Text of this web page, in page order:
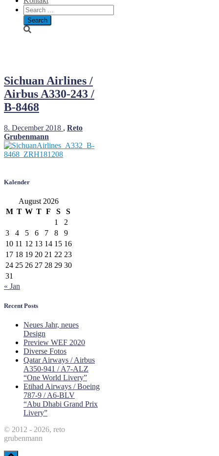
Search
for:
Sichuan Airlines /
Airbus A330-243 /
B-8468
8. December 2018 , Reto
Grubenmann
Kalender
August 2026
M T W T F S
S
1
2
3
4 5 6 7 8
9
10 11 12 13 14 15 16
17 18 19 20 21 22 23
24 25 26 27 28 29 30
31
« Jan
Recent Posts
Neues Jahr, neues
Design
Preview WEF 2020
Diverse Fotos
Qatar Airways / Airbus
A350-941 / A7-ALZ
“One World Livery”
Etihad Airways / Boeing
787-9 / A6-BLV
“Abu Dhabi Grand Prix
Livery”
© 2012 - 2026, reto
grubenmann